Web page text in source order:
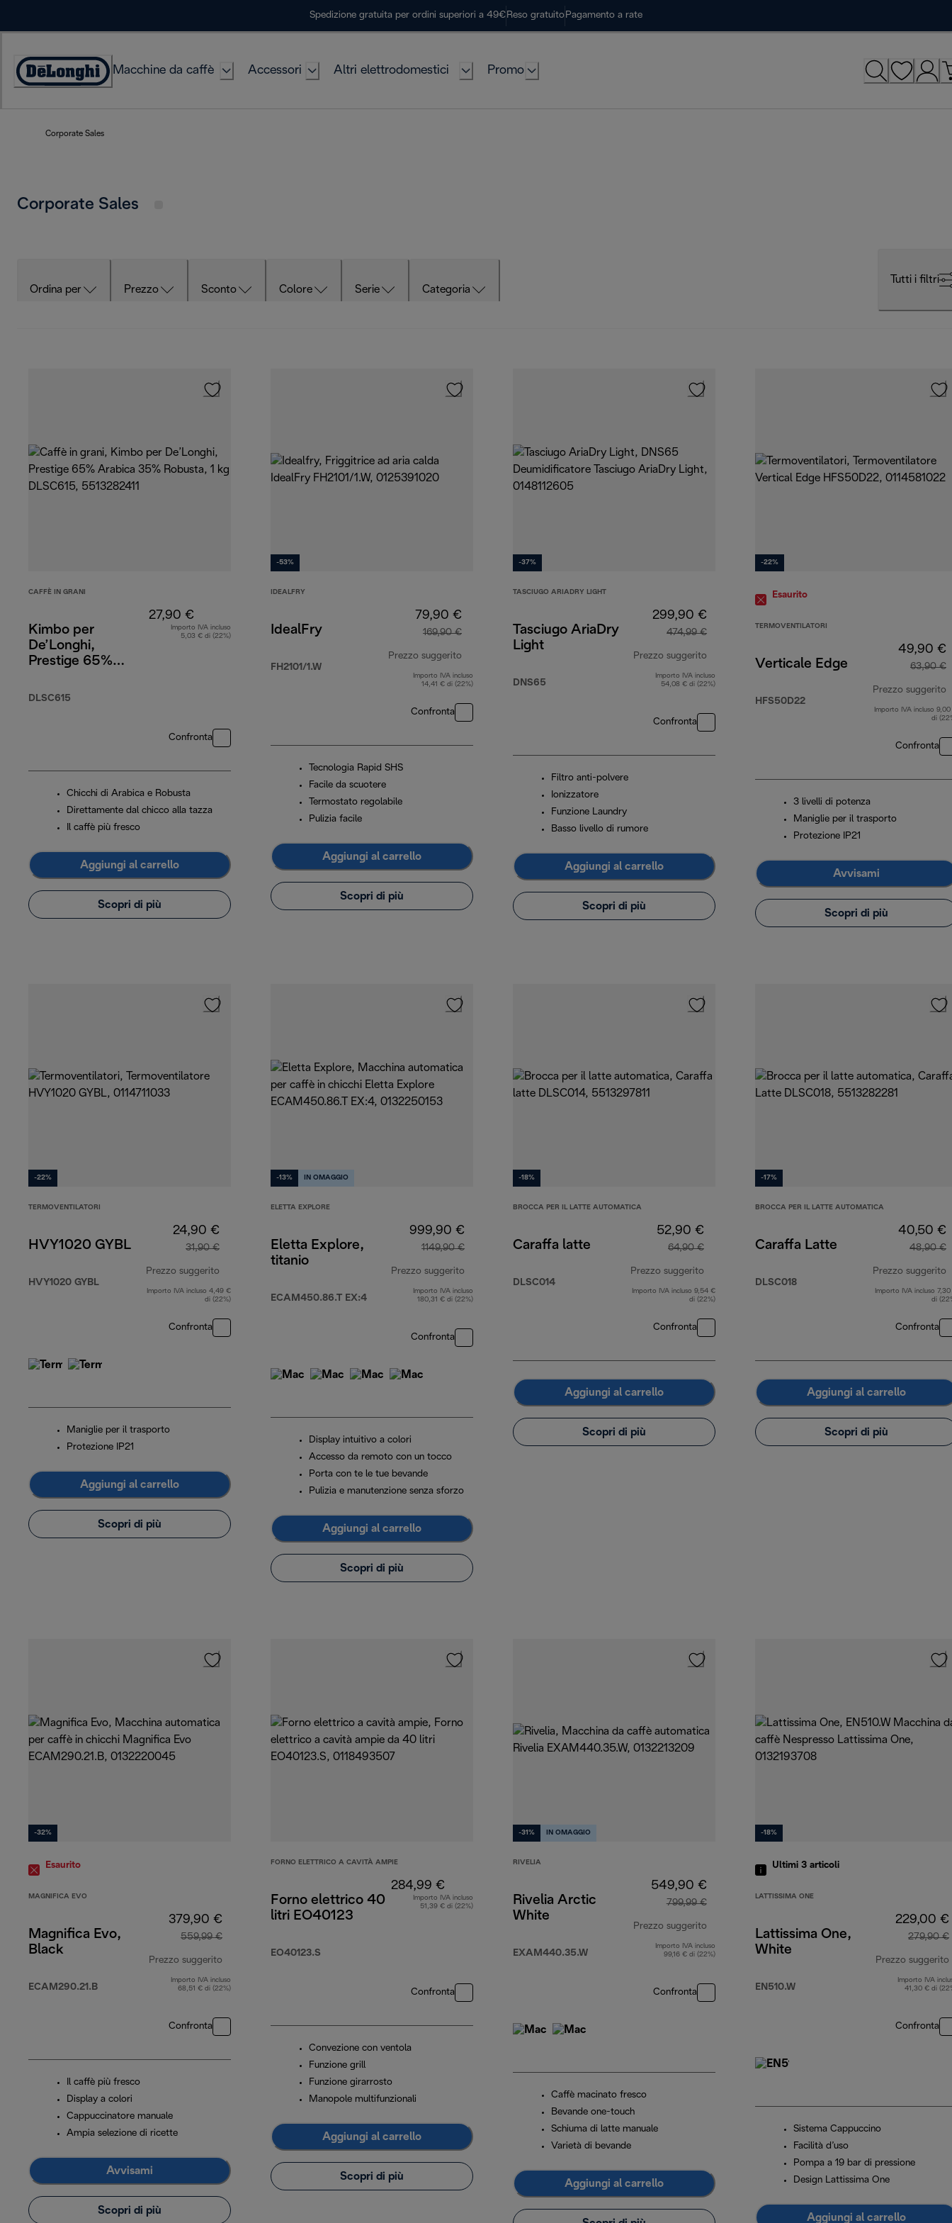
Spedizione gratuita per ordini superiori a 49€ Reso gratuito Pagamento a rate
Accessibility
Macchine da caffè Accessori Altri elettrodomestici Promo
Corporate Sales
Corporate Sales
Ordina per Prezzo Sconto Colore Serie Categoria
Tutti i filtri
CAFFÈ IN GRANI
Kimbo per
De’Longhi,
Prestige 65%
Robusta, 1 kg
DLSC615
27,90 €
Importo IVA incluso
5,03 € di (22%)
Confronta
Chicchi di Arabica e Robusta
Direttamente dal chicco alla tazza
Il caffè più fresco
Aggiungi al carrello
Scopri di più
-53%
IDEALFRY
IdealFry
FH2101/1.W
79,90 €
169,90 €
Prezzo suggerito
prezzo originale 169,90 €
Importo IVA incluso
14,41 € di (22%)
Confronta
Tecnologia Rapid SHS
Facile da scuotere
Termostato regolabile
Pulizia facile
Aggiungi al carrello
Scopri di più
-37%
TASCIUGO ARIADRY LIGHT
Tasciugo AriaDry
Light
DNS65
299,90 €
474,99 €
Prezzo suggerito
prezzo originale 474,99 €
Importo IVA incluso
54,08 € di (22%)
Confronta
Filtro anti-polvere
Ionizzatore
Funzione Laundry
Basso livello di rumore
Aggiungi al carrello
Scopri di più
-22%
Esaurito
TERMOVENTILATORI
Verticale Edge
HFS50D22
49,90 €
63,90 €
Prezzo suggerito
Importo IVA incluso
di
Confronta
3 livelli di potenza
Maniglie per il trasporto
Protezione IP21
Avvisami
Scopri di più
-22%
TERMOVENTILATORI
HVY1020 GYBL
HVY1020 GYBL
24,90 €
31,90 €
Prezzo suggerito
prezzo originale 31,90 €
Importo IVA incluso 4,49 €
di (22%)
Confronta
Maniglie per il trasporto
Protezione IP21
Aggiungi al carrello
Scopri di più
-13% IN OMAGGIO
ELETTA EXPLORE
Eletta Explore,
titanio
ECAM450.86.T EX:4
999,90 €
1149,90 €
Prezzo suggerito
prezzo originale 1149,90 €
Importo IVA incluso
180,31 € di (22%)
Confronta
Display intuitivo a colori
Accesso da remoto con un tocco
Porta con te le tue bevande
Pulizia e manutenzione senza sforzo
Aggiungi al carrello
Scopri di più
-18%
BROCCA PER IL LATTE AUTOMATICA
Caraffa latte
DLSC014
52,90 €
64,90 €
Prezzo suggerito
prezzo originale 64,90 €
Importo IVA incluso 9,54 €
di (22%)
Confronta
Aggiungi al carrello
Scopri di più
-17%
BROCCA PER IL LATTE AUTOMATICA
Caraffa Latte
DLSC018
40,50 €
48,90 €
Prezzo suggerito
Importo IVA incluso
di
Confronta
Aggiungi al carrello
Scopri di più
-32%
Esaurito
MAGNIFICA EVO
Magnifica Evo,
Black
ECAM290.21.B
379,90 €
559,99 €
Prezzo suggerito
prezzo originale 559,99 €
Importo IVA incluso
68,51 € di (22%)
Confronta
Il caffè più fresco
Display a colori
Cappuccinatore manuale
Ampia selezione di ricette
Avvisami
Scopri di più
FORNO ELETTRICO A CAVITÀ AMPIE
Forno elettrico 40
litri EO40123
EO40123.S
284,99 €
Importo IVA incluso
51,39 € di (22%)
Confronta
Convezione con ventola
Funzione grill
Funzione girarrosto
Manopole multifunzionali
Aggiungi al carrello
Scopri di più
-31% IN OMAGGIO
RIVELIA
Rivelia Arctic
White
EXAM440.35.W
549,90 €
799,99 €
Prezzo suggerito
prezzo originale 799,99 €
Importo IVA incluso
99,16 € di (22%)
Confronta
Caffè macinato fresco
Bevande one-touch
Schiuma di latte manuale
Varietà di bevande
Aggiungi al carrello
-18%
Ultimi 3 articoli
LATTISSIMA ONE
Lattissima One,
White
EN510.W
229,00 €
279,90 €
Prezzo suggerito
Importo IVA
41,30 € di
Confronta
Sistema Cappuccino
Facilità d’uso
Pompa a 19 bar di pressione
Design Lattissima One
Aggiungi al carrello